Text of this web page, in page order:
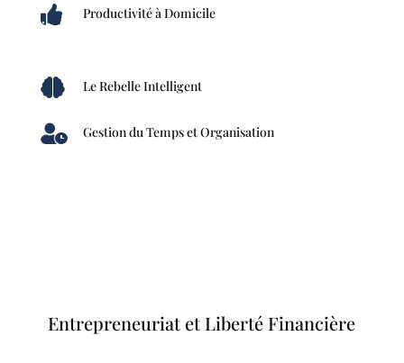
 Productivité à Domicile
 Le Rebelle Intelligent
 Gestion du Temps et Organisation
Entrepreneuriat et Liberté Financière